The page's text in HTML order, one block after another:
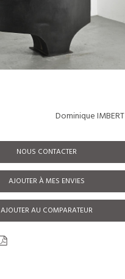
Dominique IMBERT
NOUS CONTACTER
AJOUTER À MES ENVIES
AJOUTER AU COMPARATEUR